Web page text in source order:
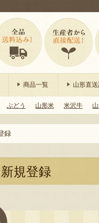
商品一覧 山形直
ぶどう 山形米 米沢牛
録
規登録